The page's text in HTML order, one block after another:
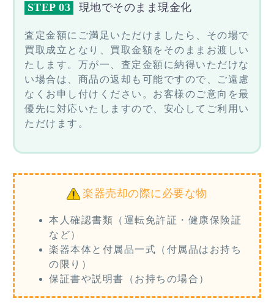
STEP 03 現地でそのまま現金化
査定金額にご満足いただけましたら、その場で
買取成立となり、買取金額をそのままお渡しい
たします。万が一、査定金額に納得いただけな
い場合は、商品の返却も可能ですので、ご遠慮
なくお申し付けください。お客様のご意向を最
優先に対応いたしますので、安心してご利用い
ただけます。
楽器売却の際に必要な物
本人確認書類（運転免許証・健康保険証
など）
楽器本体と付属品一式（付属品はお持ち
の限り）
保証書や説明書（お持ちの場合）